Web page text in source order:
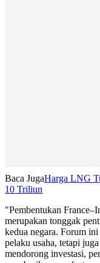
Baca JugaHarga LNG
10 Triliun
"Pembentukan
merupakan tonggak
kedua negara. Forum
pelaku usaha, tetapi
mendorong investasi,